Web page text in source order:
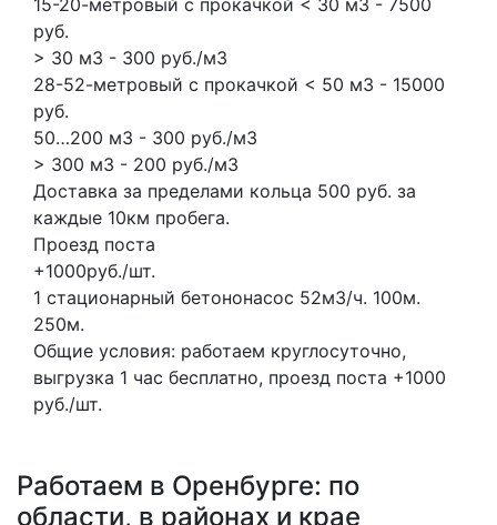
руб.
> 30 м3 - 300 руб./м3
28-52-метровый с прокачкой < 50 м3 - 15000
руб.
50…200 м3 - 300 руб./м3
> 300 м3 - 200 руб./м3
Доставка за пределами кольца 500 руб. за
каждые 10км пробега.
Проезд поста
+1000руб./шт.
1 стационарный бетононасос 52м3/ч. 100м.
250м.
Общие условия: работаем круглосуточно,
выгрузка 1 час бесплатно, проезд поста +1000
руб./шт.
Работаем в Оренбурге: по
области, в районах и крае